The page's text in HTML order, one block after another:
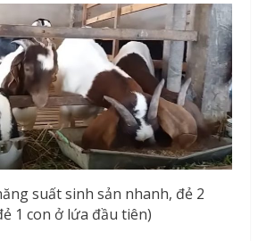
suất sinh sản nhanh, đẻ 2
1 con ở lứa đầu tiên)